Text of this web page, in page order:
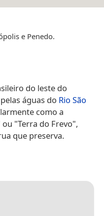
e Penedo.
do leste do
águas do Rio São
como a
"Terra do Frevo",
que preserva.